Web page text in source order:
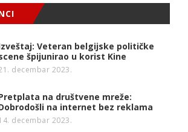
Veteran belgijske političke
špijunirao u korist Kine
decembar 2023.
na društvene mreže:
na internet bez reklama
decembar 2023.